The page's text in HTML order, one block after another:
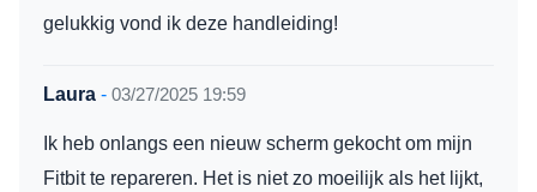
gelukkig vond ik deze handleiding!
Laura - 03/27/2025 19:59
Ik heb onlangs een nieuw scherm gekocht om mijn
Fitbit te repareren. Het is niet zo moeilijk als het lijkt,